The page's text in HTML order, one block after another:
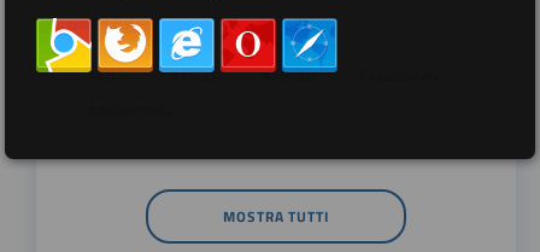
per tag
##DS ##FGU ##Gilda
MOSTRA TUTTI